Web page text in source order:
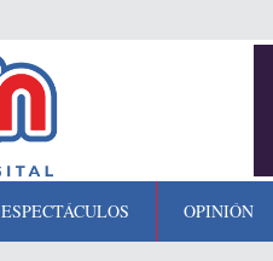
ESPECTÁCULOS OPINIÓN